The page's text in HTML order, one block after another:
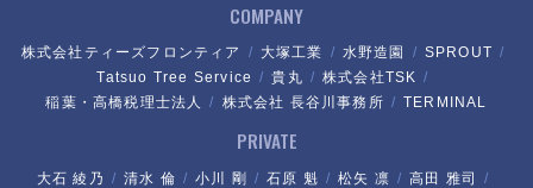
COMPANY
株式会社ティーズフロンティア 大塚工業 水野造園
SPROUT
Tatsuo Tree Service
貴丸
株式会社TSK
稲葉・高橋税理士法人
株式会社 長谷川事務所 TERMINAL
PRIVATE
大石 綾乃 清水 倫 小川 剛 石原 魁 松矢 凛
高田 雅司